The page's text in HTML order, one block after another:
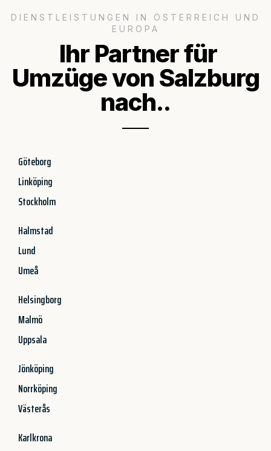
DIENSTLEISTUNGEN IN ÖSTERREICH UND
EUROPA
Ihr Partner für
Umzüge von Salzburg
nach..
Göteborg
Linköping
Stockholm
Halmstad
Lund
Umeå
Helsingborg
Malmö
Uppsala
Jönköping
Norrköping
Västerås
Karlkrona